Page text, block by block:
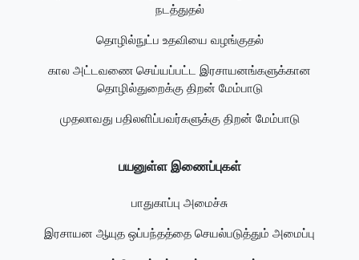
நடத்துதல்
தொழில்நுட்ப உதவியை வழங்குதல்
கால அட்டவணை செய்யப்பட்ட இரசாயனங்களுக்கான
தொழில்துறைக்கு திறன் மேம்பாடு
முதலாவது பதிலளிப்பவர்களுக்கு திறன் மேம்பாடு
பயனுள்ள இணைப்புகள்
பாதுகாப்பு அமைச்சு
இரசாயன ஆயுத ஒப்பந்தத்தை செயல்படுத்தும் அமைப்பு